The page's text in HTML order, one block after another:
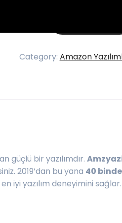
Category: Amazon
güçlü bir yazılımdır.
2019’dan bu yana 40
iyi yazılım deneyimini sağlar.